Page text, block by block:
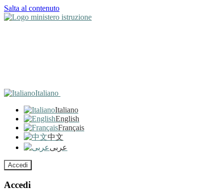
Salta al contenuto
Italiano
Italiano
English
Français
中文
عربى
Accedi
Accedi